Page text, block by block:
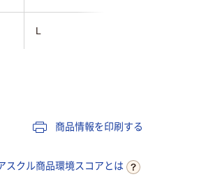
L
商品情報を印刷する
スクル商品環境スコアとは